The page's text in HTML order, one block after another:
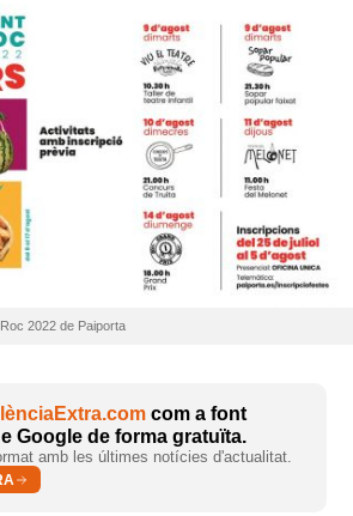
2022 de Paiporta
com a font
Google de forma gratuïta.
amb les últimes notícies d'actualitat.